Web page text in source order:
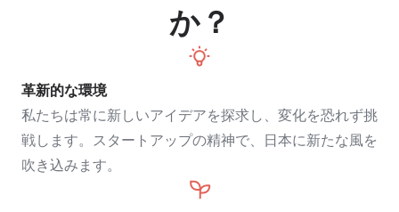
か？
革新的な環境
私たちは常に新しいアイデアを探求し、変化を恐れず挑
戦します。スタートアップの精神で、日本に新たな風を
吹き込みます。